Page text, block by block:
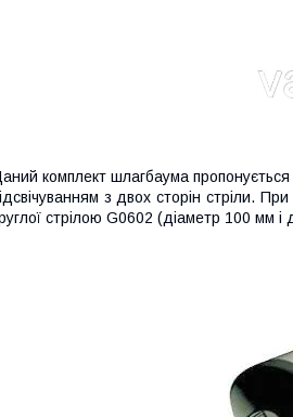
комплект шлагбаума
з двох сторін стріли.
стрілою G0602 (діаметр 100 мм